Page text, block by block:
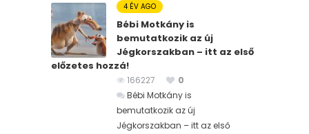
4 ÉV AGO
Bébi Motkány is
bemutatkozik az új
Jégkorszakban – itt az első
előzetes hozzá!
166227
0
Bébi Motkány is
bemutatkozik az új
Jégkorszakban – itt az első